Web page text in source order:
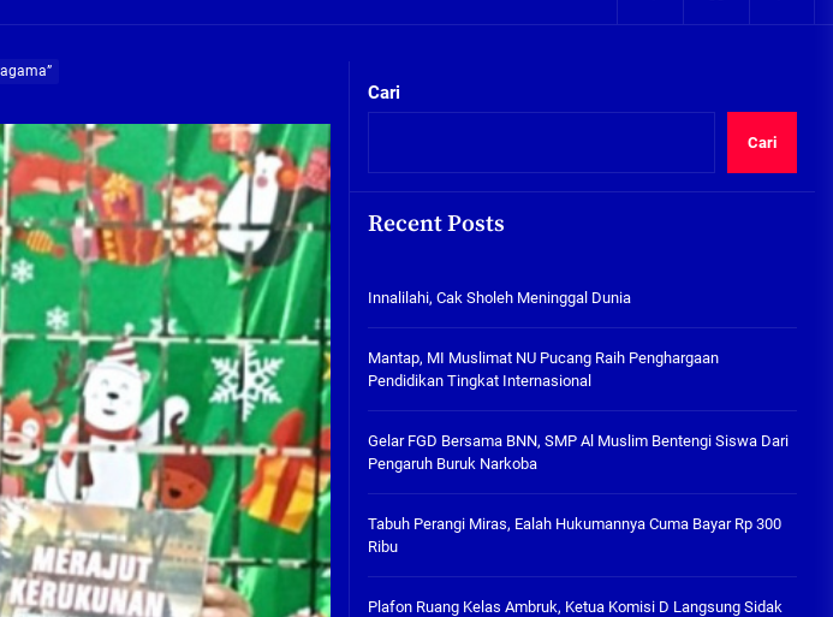
SDN Gilang II Tulangan
Mantap, MI Muslimat NU
Pucang Raih Penghargaan
Pendidikan Tingkat
Internasional
06/08/2026
Gelar FGD Bersama BNN, SMP Al
Muslim Bentengi Siswa Dari
05/08/2026
Hukumannya Cuma Bayar Rp
300 Ribu
Semakin Dekat
Kali Panggil Pansel Dan Minta Ada Pakta Integritas
Cari
Cari
Recent Posts
Innalilahi, Cak Sholeh Meninggal Dunia
Mantap, MI Muslimat NU Pucang Raih Penghargaan
Pendidikan Tingkat Internasional
Gelar FGD Bersama BNN, SMP Al Muslim Bentengi Siswa Dari
Pengaruh Buruk Narkoba
Tabuh Perangi Miras, Ealah Hukumannya Cuma Bayar Rp 300
Ribu
Plafon Ruang Kelas Ambruk, Ketua Komisi D Langsung Sidak